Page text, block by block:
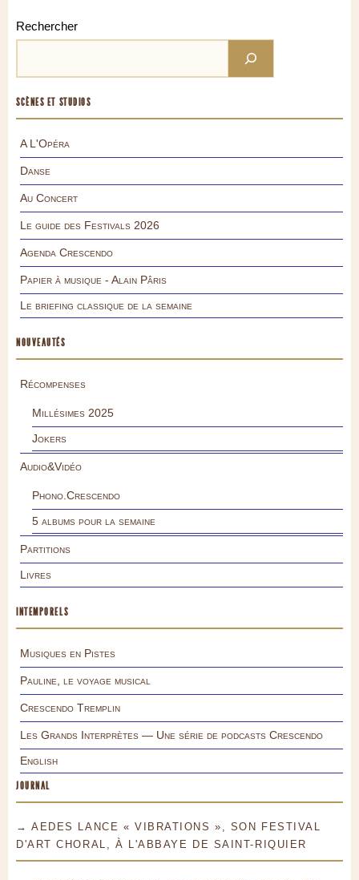
Rechercher
SCÈNES ET STUDIOS
A L'Opéra
Danse
Au Concert
Le guide des Festivals 2026
Agenda Crescendo
Papier à musique - Alain Pâris
Le briefing classique de la semaine
NOUVEAUTÉS
Récompenses
Millésimes 2025
Jokers
Audio&Vidéo
Phono.Crescendo
5 albums pour la semaine
Partitions
Livres
INTEMPORELS
Musiques en Pistes
Pauline, le voyage musical
Crescendo Tremplin
Les Grands Interprètes — Une série de podcasts Crescendo
English
JOURNAL
→ AEDES LANCE « VIBRATIONS », SON FESTIVAL
D'ART CHORAL, À L'ABBAYE DE SAINT-RIQUIER